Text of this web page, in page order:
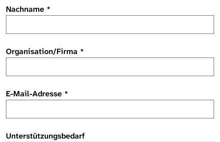
Nachname *
Organisation/Firma *
E-Mail-Adresse *
Unterstützungsbedarf